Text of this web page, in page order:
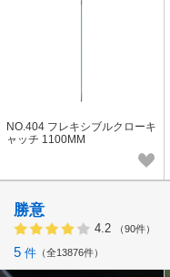
NO.404 フレキシブルクローキ
ャッチ 1100MM
勝意
4.2 （90件）
5 件 全13876件